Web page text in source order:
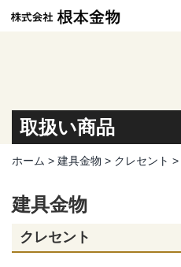
取扱い商品
ホーム > 建具金物 > クレセント >
建具金物
クレセント